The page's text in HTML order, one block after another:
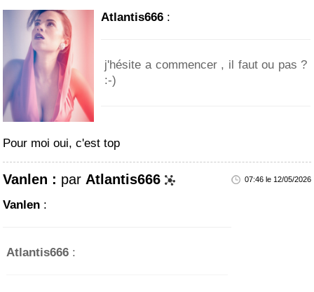
Atlantis666 :
j'hésite a commencer , il faut ou pas ?
:-)
Pour moi oui, c'est top
Vanlen : par Atlantis666 07:46 le 12/05/2026
Vanlen :
Atlantis666 :